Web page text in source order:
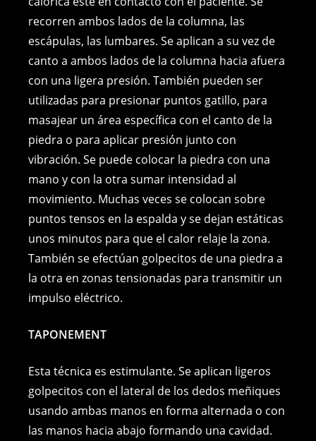
recorren ambos lados de la columna, las
escápulas, las lumbares. Se aplican a su vez de
canto a ambos lados de la columna hacia afuera
con una ligera presión. También pueden ser
utilizadas para presionar puntos gatillo, para
masajear un área específica con el canto de la
piedra o para aplicar presión junto con
vibración. Se puede colocar la piedra con una
mano y con la otra sumar intensidad al
movimiento. Muchas veces se colocan sobre
puntos tensos en la espalda y se dejan estáticas
unos minutos para que el calor relaje la zona.
También se efectúan golpecitos de una piedra a
la otra en zonas tensionadas para transmitir un
impulso eléctrico.
TAPONEMENT
Esta técnica es estimulante. Se aplican ligeros
golpecitos con el lateral de los dedos meñiques
usando ambas manos en forma alternada o con
las manos hacia abajo formando una cavidad.